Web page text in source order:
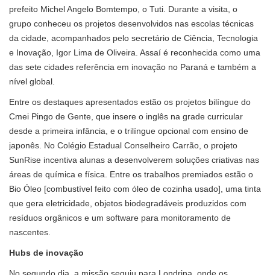
prefeito Michel Angelo Bomtempo, o Tuti. Durante a visita, o
grupo conheceu os projetos desenvolvidos nas escolas técnicas
da cidade, acompanhados pelo secretário de Ciência, Tecnologia
e Inovação, Igor Lima de Oliveira. Assaí é reconhecida como uma
das sete cidades referência em inovação no Paraná e também a
nível global.
Entre os destaques apresentados estão os projetos bilíngue do
Cmei Pingo de Gente, que insere o inglês na grade curricular
desde a primeira infância, e o trilíngue opcional com ensino de
japonês. No Colégio Estadual Conselheiro Carrão, o projeto
SunRise incentiva alunas a desenvolverem soluções criativas nas
áreas de química e física. Entre os trabalhos premiados estão o
Bio Óleo [combustível feito com óleo de cozinha usado], uma tinta
que gera eletricidade, objetos biodegradáveis produzidos com
resíduos orgânicos e um software para monitoramento de
nascentes.
Hubs de inovação
No segundo dia, a missão seguiu para Londrina, onde os